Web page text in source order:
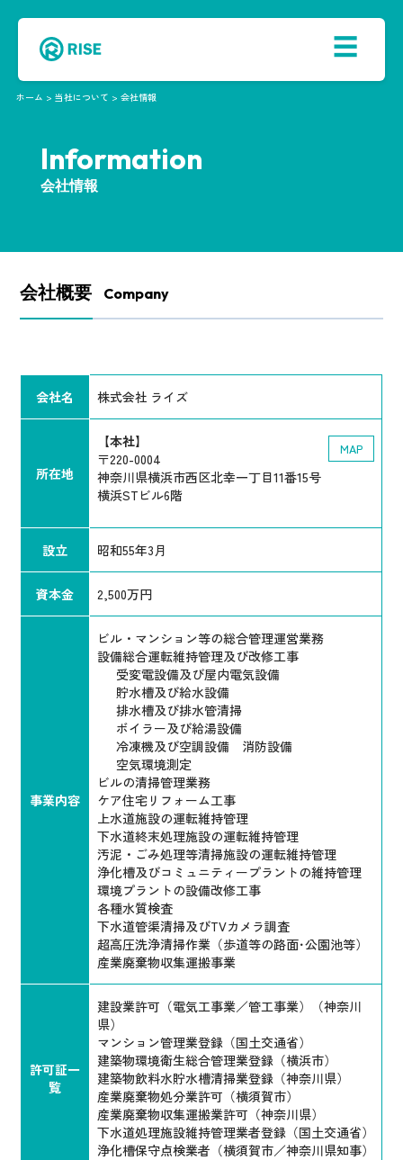
☰
ホーム > 当社について > 会社情報
Information
会社情報
会社概要 Company
会社名 株式会社 ライズ
所在地
【本社】
〒220-0004
神奈川県横浜市西区北幸一丁目11番15号
横浜STビル6階
MAP
設立 昭和55年3月
資本金 2,500万円
事業内容
ビル・マンション等の総合管理運営業務
設備総合運転維持管理及び改修工事
受変電設備及び屋内電気設備
貯水槽及び給水設備
排水槽及び排水管清掃
ボイラー及び給湯設備
冷凍機及び空調設備 消防設備
空気環境測定
ビルの清掃管理業務
ケア住宅リフォーム工事
上水道施設の運転維持管理
下水道終末処理施設の運転維持管理
汚泥・ごみ処理等清掃施設の運転維持管理
浄化槽及びコミュニティープラントの維持管理
環境プラントの設備改修工事
各種水質検査
下水道管渠清掃及びTVカメラ調査
超高圧洗浄清掃作業（歩道等の路面･公園池等）
産業廃棄物収集運搬事業
許可証一
覧
建設業許可（電気工事業／管工事業）（神奈川
県）
マンション管理業登録（国土交通省）
建築物環境衛生総合管理業登録（横浜市）
建築物飲料水貯水槽清掃業登録（神奈川県）
産業廃棄物処分業許可（横須賀市）
産業廃棄物収集運搬業許可（神奈川県）
下水道処理施設維持管理業者登録（国土交通省）
浄化槽保守点検業者（横須賀市／神奈川県知事）